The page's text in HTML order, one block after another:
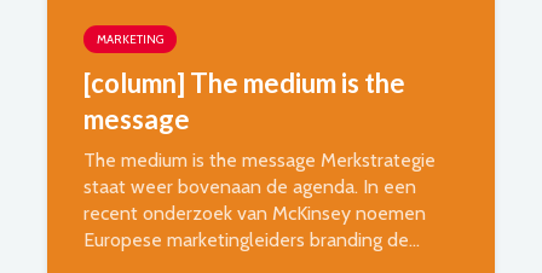
MARKETING
[column] The medium is the
message
The medium is the message Merkstrategie
staat weer bovenaan de agenda. In een
recent onderzoek van McKinsey noemen
Europese marketingleiders branding de...